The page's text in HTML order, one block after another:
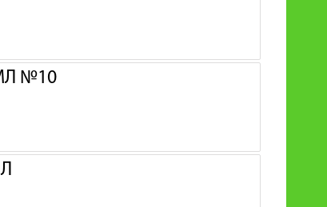
№10